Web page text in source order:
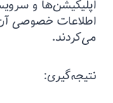
اپلیکیشن‌ها و
اطلاعات خصوصی
می‌کردند.
نتیجه‌گیری: